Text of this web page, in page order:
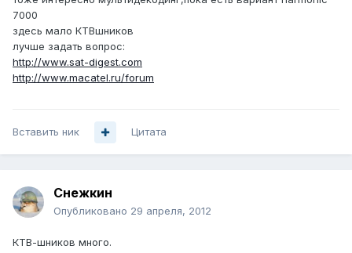
7000
здесь мало КТВшников
лучше задать вопрос:
http://www.sat-digest.com
http://www.macatel.ru/forum
Вставить ник Цитата
Снежкин
Опубликовано 29 апреля, 2012
КТВ-шников много.